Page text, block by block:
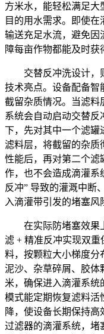
方米水，能轻松满足大
目的用水需求。即使
输送充足水流，避免因
障每亩作物都能及时获
交替反冲洗设计，
技术亮点。设备配备智
截留杂质情况。当滤料
系统会自动启动交替反
下，先对其中一个滤罐
滤料层，将截留的杂质
性能后，再对第二个滤
作，也不会造成滴灌系
反冲” 导致的灌溉中断
入滴灌带引发的堵塞风
在实际防堵塞效果
滤 + 精准反冲实现双重
料，按颗粒大小梯度分
泥沙、杂草碎屑、胶体
米，确保进入滴灌系
模式能定期恢复滤料活
降，使设备长期保持
过滤器的滴灌系统，堵